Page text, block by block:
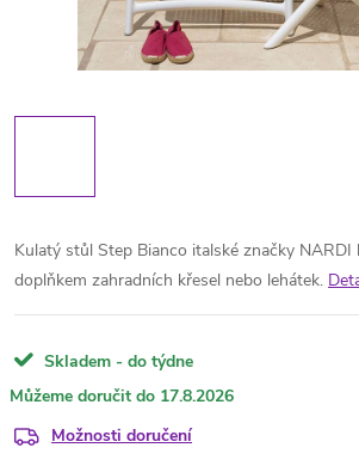
Kulatý stůl Step Bianco italské značky NARDI
doplňkem zahradních křesel nebo lehátek.
Skladem - do týdne
17.8.2026
Možnosti doručení